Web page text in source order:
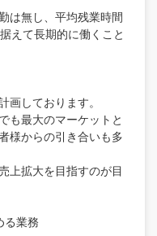
は無し、平均残業時間
えて長期的に働くこと
画しております。
も最大のマーケットと
様からの引き合いも多
上拡大を目指すのが目
る業務